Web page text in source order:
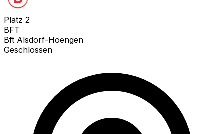
Platz 2
BFT
Bft Alsdorf-Hoengen
Geschlossen